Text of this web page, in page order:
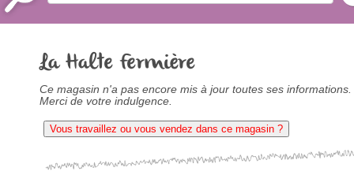
La Halte Fermière
Ce magasin n'a pas encore mis à jour toutes ses informations.
Merci de votre indulgence.
Vous travaillez ou vous vendez dans ce magasin ?